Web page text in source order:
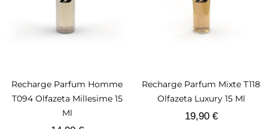
Recharge Parfum Homme
T094 Olfazeta Millesime 15
Ml
Recharge Parfum Mixte T118
Olfazeta Luxury 15 Ml
Prix
19,90 €